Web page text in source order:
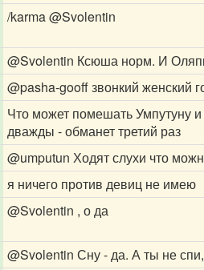
/karma@Svolentin
@Svolentin Ксюша норм. И
@pasha-gooffзвонкий женский
Что может помешать Умпутуну
дважды - обманет третий раз
@umputun Ходят слухи что
я ничего против девиц не имею
@Svolentin , о да
@Svolentin Сну - да. А ты не